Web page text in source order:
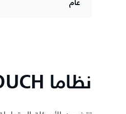
عام
نظاما TOUCH وTOUCH PLUS